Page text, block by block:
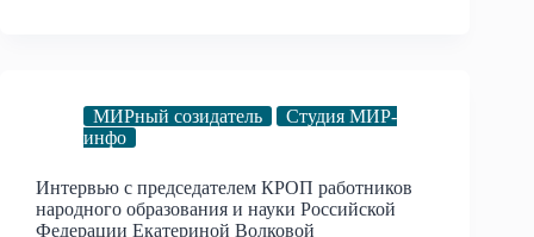
МИРный созидатель
Студия МИР-
инфо
Интервью с председателем КРОП работников
народного образования и науки Российской
Федерации Екатериной Волковой